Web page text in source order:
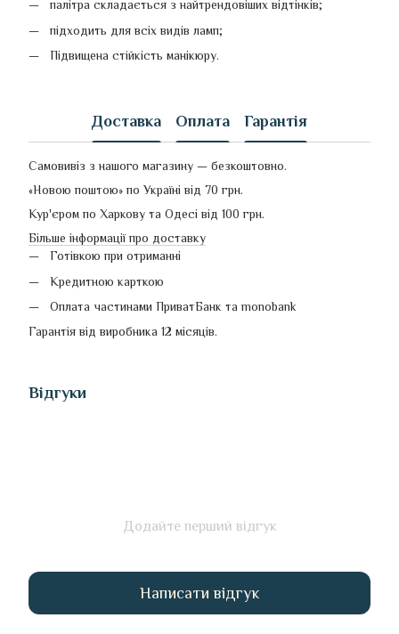
палітра складається з найтрендовіших відтінків;
підходить для всіх видів ламп;
Підвищена стійкість манікюру.
Доставка Оплата Гарантія
Самовивіз з нашого магазину — безкоштовно.
«Новою поштою» по Україні від 70 грн.
Кур'єром по Харкову та Одесі від 100 грн.
Більше інформації про доставку
Готівкою при отриманні
Кредитною карткою
Оплата частинами ПриватБанк та monobank
Гарантія від виробника 12 місяців.
Відгуки
Додайте перший відгук
Написати відгук